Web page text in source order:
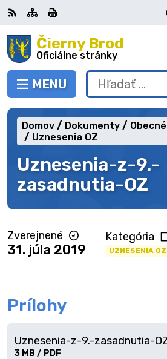
Preskočiť
na
obsah Čierny Brod
Oficiálne stránky
PREPNÚŤ
MENU
RSS MapaTlačiť
Hľadať:
Uznesenia-z-9.-
zasadnutia-OZ
Domov Dokumenty
Uznesenia OZ
Zverejnené
31. júla 2019
Kategória
UZNESENIA OZ
Prílohy
Stiahnuť
Uznesenia-z-9.-zasadnutia-
3 MB / PDF